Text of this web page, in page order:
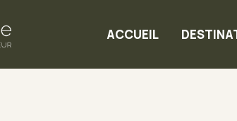
ACCUEIL